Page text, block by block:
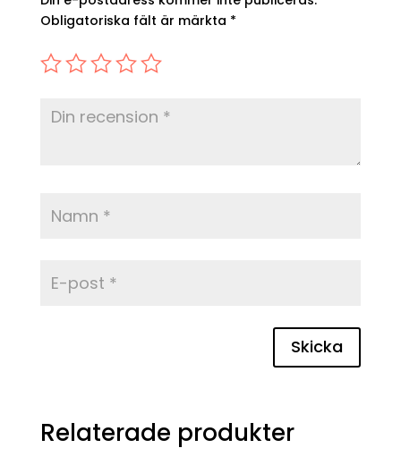
Obligatoriska fält är märkta *
Skicka
Relaterade produkter